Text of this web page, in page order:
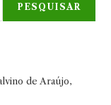
PESQUISAR
de Araújo,